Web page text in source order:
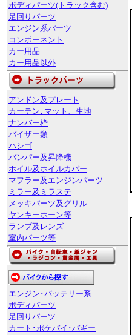
ボディパーツ(トラック含む)
足回りパーツ
エンジン系パーツ
コンポーネント
カー用品
カー用品以外
アンドン及プレート
カーテン､マット、生地
ナンバー枠
バイザー類
ハシゴ
バンパー及昇降機
ホイル及ホイルカバー
マフラー及エンジンパーツ
ミラー及ミラステ
メッキパーツ及グリル
ヤンキーホーン等
ランプ及レンズ
室内パーツ等
エンジン･バッテリー系
ボディパーツ
足回りパーツ
カート･ポケバイ･バギー